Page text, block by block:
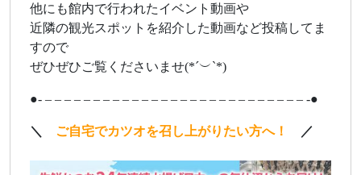
他にも館内で行われたイベント動画や
近隣の観光スポットを紹介した動画など投稿してま
すので
ぜひぜひご覧くださいませ(*´︶`*)
●- – – – – – – – – – – – – – – – – – – – – – – – – – – – -●
＼ ご自宅でカツオを召し上がりたい方へ！ ／